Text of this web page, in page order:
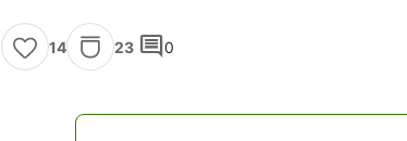
14 23 comment0